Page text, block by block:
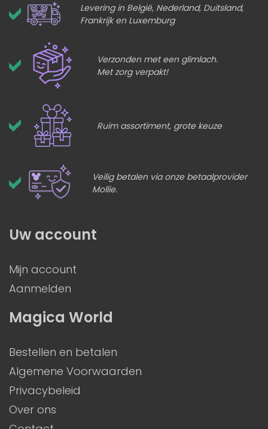
Levering in België, Nederland, Duitsland,
Frankrijk en Luxemburg
Verzonden met een glimlach.
Met zorg verpakt!
Ruim assortiment, grote keuze
Veilig betalen via onze betaalprovider
Mollie.
Magica World
Bestellen en betalen
Algemene Voorwaarden
Privacybeleid
Over ons
Uw account
Mijn account
Aanmelden